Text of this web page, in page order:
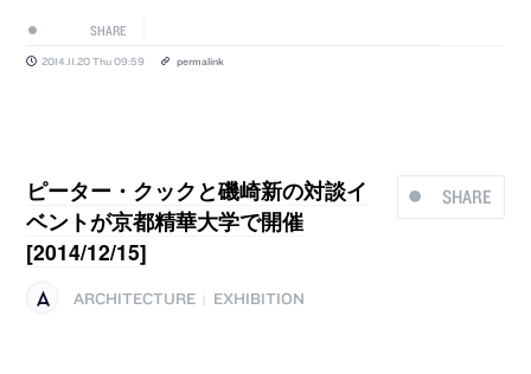
SHARE
2014.11.20 Thu 09:59 permalink
SHARE
ピーター・クックと磯崎新の対談イ
ベントが京都精華大学で開催
[2014/12/15]
ARCHITECTURE EXHIBITION